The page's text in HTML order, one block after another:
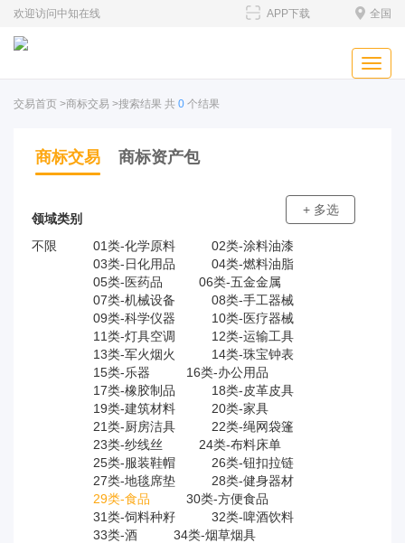
欢迎访问中知在线 全国
APP下载
Toggle
交易首页 >商标交易 >搜索结果 共 0 个结果
商标交易 商标资产包
领域类别
不限
01类-化学原料
02类-涂料油漆
03类-日化用品
04类-燃料油脂
05类-医药品
06类-五金金属
07类-机械设备
08类-手工器械
09类-科学仪器
10类-医疗器械
11类-灯具空调
12类-运输工具
13类-军火烟火
14类-珠宝钟表
15类-乐器
16类-办公用品
17类-橡胶制品
18类-皮革皮具
19类-建筑材料
20类-家具
21类-厨房洁具
22类-绳网袋篷
23类-纱线丝
24类-布料床单
25类-服装鞋帽
26类-钮扣拉链
27类-地毯席垫
28类-健身器材
29类-食品
30类-方便食品
31类-饲料种籽
32类-啤酒饮料
33类-酒
34类-烟草烟具
+ 多选